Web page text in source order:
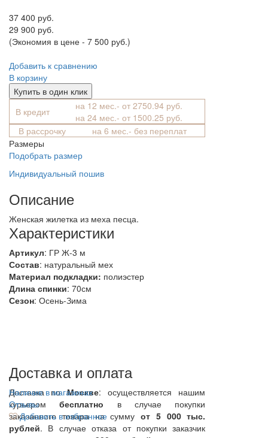
37 400 руб.
29 900 руб.
(Экономия в цене - 7 500 руб.)
Добавить к сравнению
В корзину
Купить в один клик
В кредит
на 12 мес.- от 2750.94 руб.
на 24 мес.- от 1500.25 руб.
В рассрочку
на 6 мес.- без переплат
Размеры
Подобрать размер
Индивидуальный пошив
Описание
Женская жилетка из меха песца.
Характеристики
Артикул: ГР Ж-3 м
Состав: натуральный мех
Материал подкладки: полиэстер
Длина спинки: 70см
Сезон: Осень-Зима
Доставка и оплата
Доставка поМоскве: осуществляется нашим
курьеромбесплатно в случае покупки
заказанного товара на суммуот 5 000 тыс.
рублей. В случае отказа от покупки заказчик
Наличие в магазинах
Отзывы
Добавить в избранное